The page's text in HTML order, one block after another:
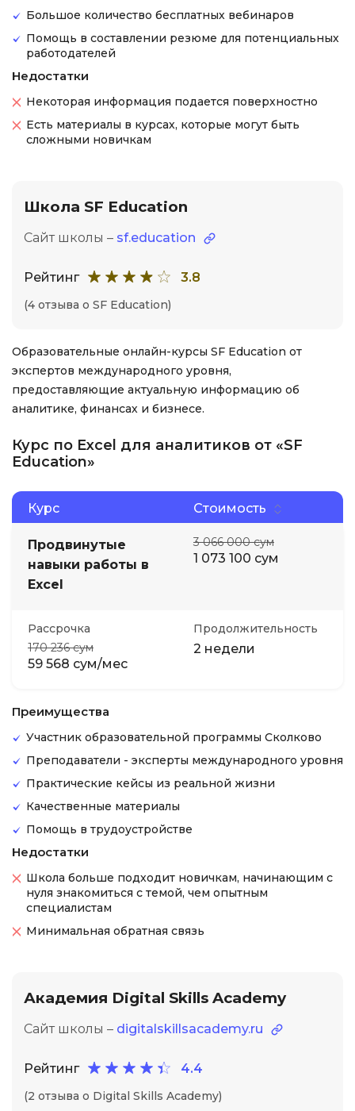
Большое количество бесплатных вебинаров
Помощь в составлении резюме для потенциальных
работодателей
Недостатки
Некоторая информация подается поверхностно
Есть материалы в курсах, которые могут быть
сложными новичкам
Школа SF Education
Сайт школы – sf.education
Рейтинг 3.8
(4 отзыва о SF Education)
Образовательные онлайн-курсы SF Education от
экспертов международного уровня,
предоставляющие актуальную информацию об
аналитике, финансах и бизнесе.
Курс по Excel для аналитиков от «SF
Education»
Курс Стоимость
Продвинутые
навыки работы в
Excel
3 066 000 сум
1 073 100 сум
Рассрочка
170 236 сум
59 568 сум/мес
Продолжительность
2 недели
Преимущества
Участник образовательной программы Сколково
Преподаватели - эксперты международного уровня
Практические кейсы из реальной жизни
Качественные материалы
Помощь в трудоустройстве
Недостатки
Школа больше подходит новичкам, начинающим с
нуля знакомиться с темой, чем опытным
специалистам
Минимальная обратная связь
Академия Digital Skills Academy
Сайт школы – digitalskillsacademy.ru
Рейтинг 4.4
(2 отзыва о Digital Skills Academy)